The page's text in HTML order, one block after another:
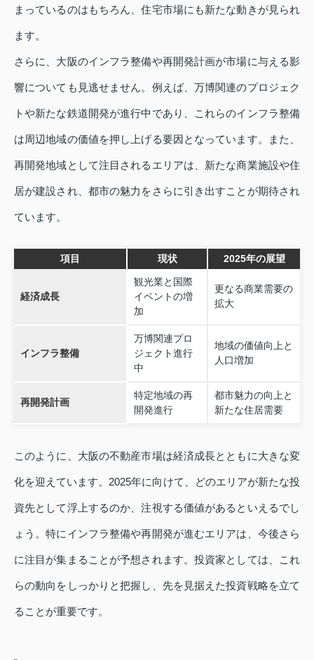
まっているのはもちろん、住宅市場にも新たな動きが見られ
ます。
さらに、大阪のインフラ整備や再開発計画が市場に与える影
響についても見逃せません。例えば、万博関連のプロジェク
トや新たな鉄道開発が進行中であり、これらのインフラ整備
は周辺地域の価値を押し上げる要因となっています。また、
再開発地域として注目されるエリアは、新たな商業施設や住
居が建設され、都市の魅力をさらに引き出すことが期待され
ています。
項目 現状 2025年の展望
経済成長
観光業と国際
イベントの増
加
更なる商業需要の
拡大
インフラ整備
万博関連プロ
ジェクト進行
中
地域の価値向上と
人口増加
再開発計画
特定地域の再
開発進行
都市魅力の向上と
新たな住居需要
このように、大阪の不動産市場は経済成長とともに大きな変
化を迎えています。2025年に向けて、どのエリアが新たな投
資先として浮上するのか、注視する価値があるといえるでし
ょう。特にインフラ整備や再開発が進むエリアは、今後さら
に注目が集まることが予想されます。投資家としては、これ
らの動向をしっかりと把握し、先を見据えた投資戦略を立て
ることが重要です。